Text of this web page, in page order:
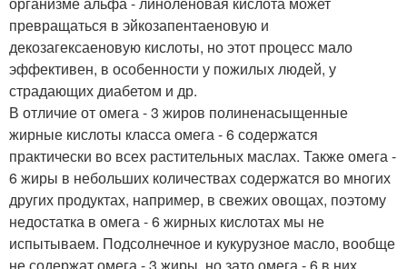
превращаться в эйкозапентаеновую и
декозагексаеновую кислоты, но этот процесс мало
эффективен, в особенности у пожилых людей, у
страдающих диабетом и др.
В отличие от омега - 3 жиров полиненасыщенные
жирные кислоты класса омега - 6 содержатся
практически во всех растительных маслах. Также омега -
6 жиры в небольших количествах содержатся во многих
других продуктах, например, в свежих овощах, поэтому
недостатка в омега - 6 жирных кислотах мы не
испытываем. Подсолнечное и кукурузное масло, вообще